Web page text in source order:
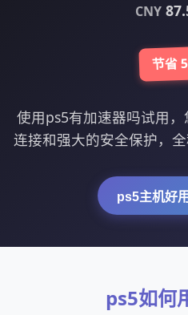
CNY
节省
使用ps5有加速器吗试用
连接和强大的安全保护，
ps5主机好
ps5如何